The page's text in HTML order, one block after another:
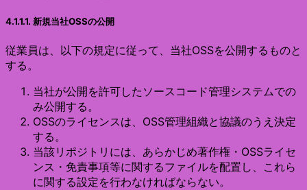
4.1.1.1. 新規当社OSSの公開
従業員は、以下の規定に従って、当社OSSを公開するものと
する。
当社が公開を許可したソースコード管理システムでの
み公開する。
OSSのライセンスは、OSS管理組織と協議のうえ決定
する。
当該リポジトリには、あらかじめ著作権・OSSライセ
ンス・免責事項等に関するファイルを配置し、これら
に関する設定を行わなければならない。